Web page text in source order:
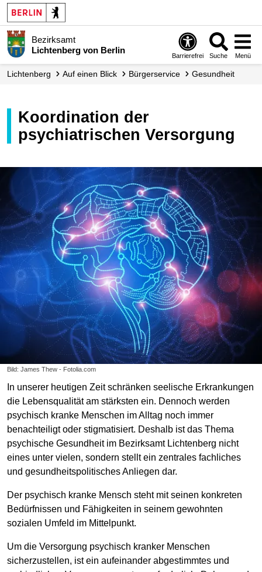
Bezirksamt
Lichtenberg von Berlin
Barrierefrei Suche Menü
Lichtenberg Auf einen Blick Bürgerservice Gesundheit
Koordination der
psychiatrischen Versorgung
Bild: James Thew - Fotolia.com
In unserer heutigen Zeit schränken seelische Erkrankungen
die Lebensqualität am stärksten ein. Dennoch werden
psychisch kranke Menschen im Alltag noch immer
benachteiligt oder stigmatisiert. Deshalb ist das Thema
psychische Gesundheit im Bezirksamt Lichtenberg nicht
eines unter vielen, sondern stellt ein zentrales fachliches
und gesundheitspolitisches Anliegen dar.
Der psychisch kranke Mensch steht mit seinen konkreten
Bedürfnissen und Fähigkeiten in seinem gewohnten
sozialen Umfeld im Mittelpunkt.
Um die Versorgung psychisch kranker Menschen
sicherzustellen, ist ein aufeinander abgestimmtes und